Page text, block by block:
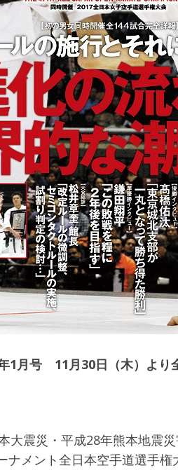
1月号 11月30日（木）より
大震災・平成28年熊本地震
ナメント全日本空手道選手権